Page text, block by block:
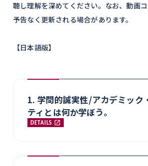
聴し理解を深めてください。なお、動画
予告なく更新される場合があります。
【日本語版】
1. 学問的誠実性/アカデミック
ティとは何か学ぼう。
DETAILS